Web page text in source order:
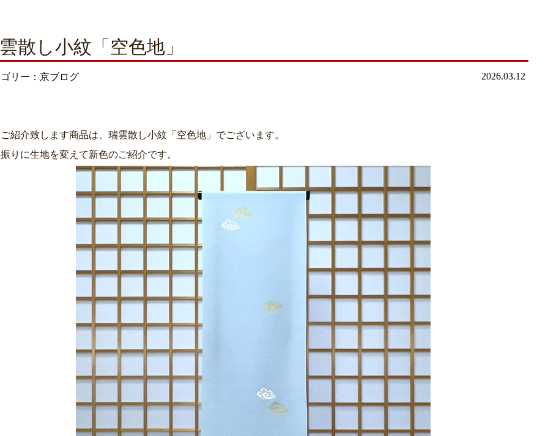
散し小紋「空色地」
リー：京ブログ 2026.03.12
紹介致します商品は、瑞雲散し小紋「空色地」でございます。
りに生地を変えて新色のご紹介です。